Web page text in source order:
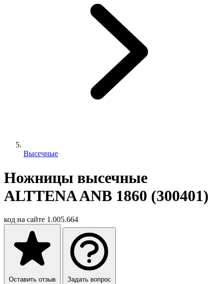
Высечные
Ножницы высечные
ALTTENA ANB 1860 (300401)
код на сайте 1.005.664
Оставить отзыв Задать вопрос